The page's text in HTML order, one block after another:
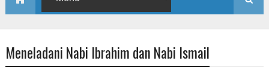
Meneladani Nabi Ibrahim dan Nabi Ismail